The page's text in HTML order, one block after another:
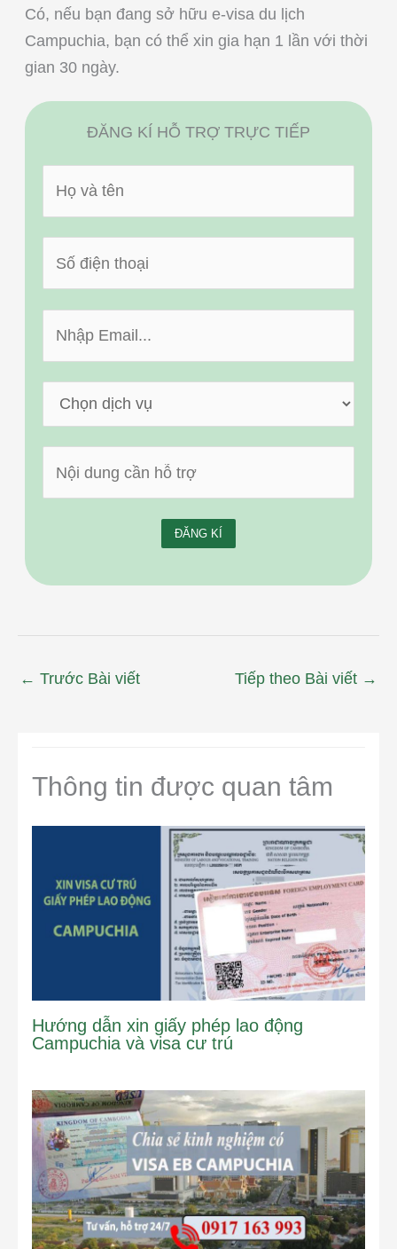
Có, nếu bạn đang sở hữu e-visa du lịch
Campuchia, bạn có thể xin gia hạn 1 lần với thời
gian 30 ngày.
ĐĂNG KÍ HỖ TRỢ TRỰC TIẾP
← Trước Bài viết Tiếp theo Bài viết →
Thông tin được quan tâm
Hướng dẫn xin giấy phép lao động
Campuchia và visa cư trú